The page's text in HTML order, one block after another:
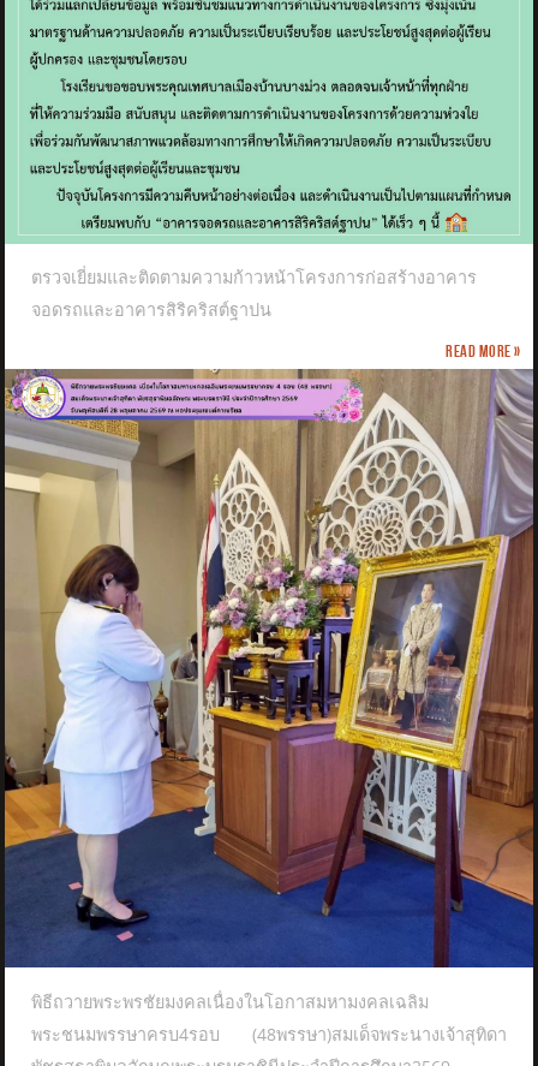
ตรวจเยี่ยมและติดตามความก้าวหน้าโครงการก่อสร้างอาคาร
จอดรถและอาคารสิริคริสต์ฐาปน
Read more »
พิธีถวายพระพรชัยมงคลเนื่องในโอกาสมหามงคลเฉลิม
พระชนมพรรษาครบ4รอบ (48พรรษา)สมเด็จพระนางเจ้าสุทิดา